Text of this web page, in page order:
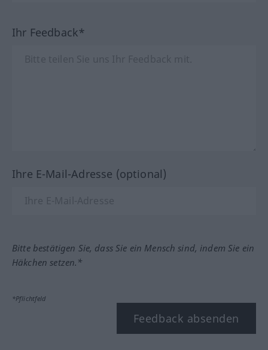
Ihr Feedback*
Ihre E-Mail-Adresse (optional)
Bitte bestätigen Sie, dass Sie ein Mensch sind, indem Sie ein
Häkchen setzen.*
*Pflichtfeld
Feedback absenden